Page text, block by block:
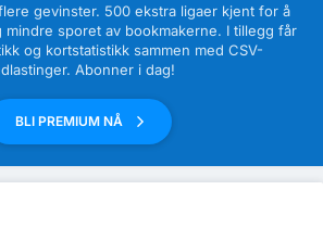
gevinster. 500 ekstra ligaer kjent for å
sporet av bookmakerne. I tillegg får
og kortstatistikk sammen med CSV-
Abonner i dag!
BLI PREMIUM NÅ